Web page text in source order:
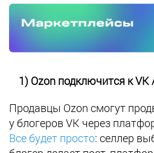
1) Ozon подключится к VK
Продавцы Ozon смогут
у блогеров VK через
Все будет просто: селлер